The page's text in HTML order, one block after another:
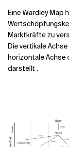
Eine Wardley Map
Marktkräfte zu
Die vertikale
horizontale Achse
darstellt .